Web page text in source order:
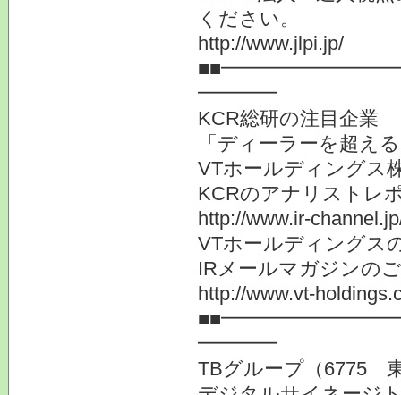
ください。
http://www.jlpi.jp/
━━━━
KCR総研の注目企業
「ディーラーを超え
VTホールディングス
KCRのアナリストレ
http://www.ir-
VTホールディングス
IRメールマガジンの
http://www.vt-
━━━━
TBグループ（6775